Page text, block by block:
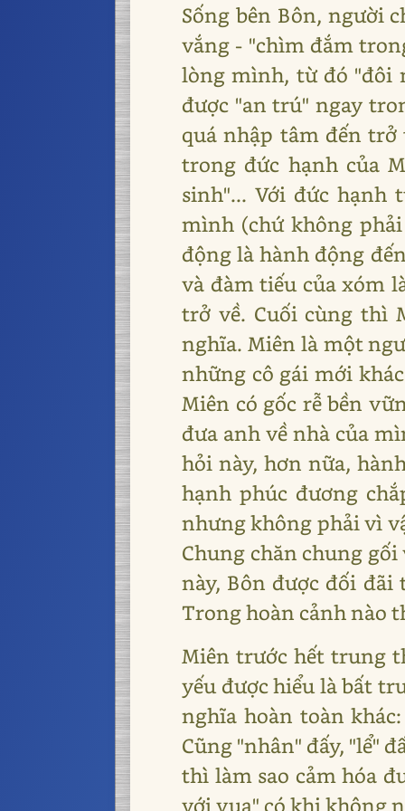
Sống bên Bôn, người
vắng - "chìm đắm
lòng mình, từ đó "đôi
được "an trú" ngay
quá nhập tâm đến
trong đức hạnh của
sinh"... Với đức hạnh
mình (chứ không
động là hành động
và đàm tiếu của xóm
trở về. Cuối cùng thì
nghĩa. Miên là một
những cô gái mới
Miên có gốc rễ bền
đưa anh về nhà của
hỏi này, hơn nữa,
hạnh phúc đương
nhưng không phải vì
Chung chăn chung
này, Bôn được đối đãi
Trong hoàn cảnh nào
Miên trước hết trung
yếu được hiểu là bất
nghĩa hoàn toàn
Cũng "nhân" đấy, "lể"
thì làm sao cảm hóa
với vua" có khi không